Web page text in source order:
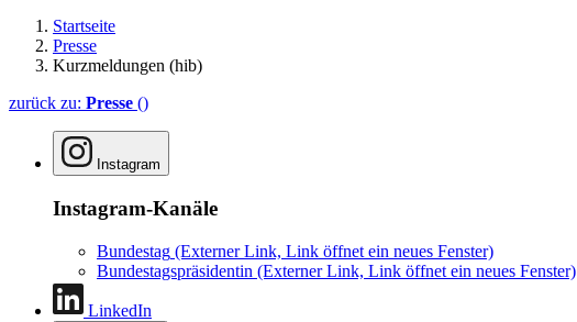
Startseite
Presse
Kurzmeldungen (hib)
zurück zu: Presse ()
Instagram
Instagram-Kanäle
Bundestag (Externer Link, Link öffnet ein neues Fenster)
Bundestagspräsidentin (Externer Link, Link öffnet ein neues Fenster)
LinkedIn